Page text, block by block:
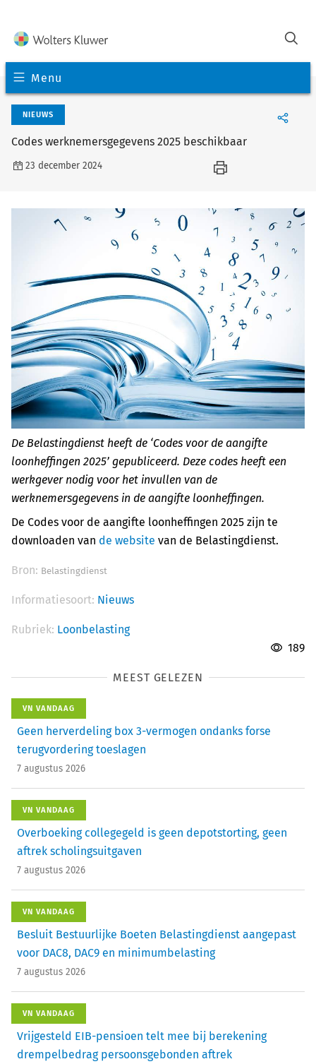
Menu
NIEUWS
Codes werknemersgegevens 2025 beschikbaar
23 december 2024
De Belastingdienst heeft de ‘Codes voor de aangifte
loonheffingen 2025’ gepubliceerd. Deze codes heeft een
werkgever nodig voor het invullen van de
werknemersgegevens in de aangifte loonheffingen.
De Codes voor de aangifte loonheffingen 2025 zijn te
downloaden van de website van de Belastingdienst.
Bron: Belastingdienst
Informatiesoort: Nieuws
Rubriek: Loonbelasting
189
MEEST GELEZEN
VN VANDAAG
Geen herverdeling box 3-vermogen ondanks forse
terugvordering toeslagen
7 augustus 2026
VN VANDAAG
Overboeking collegegeld is geen depotstorting, geen
aftrek scholingsuitgaven
7 augustus 2026
VN VANDAAG
Besluit Bestuurlijke Boeten Belastingdienst aangepast
voor DAC8, DAC9 en minimumbelasting
7 augustus 2026
VN VANDAAG
Vrijgesteld EIB-pensioen telt mee bij berekening
drempelbedrag persoonsgebonden aftrek